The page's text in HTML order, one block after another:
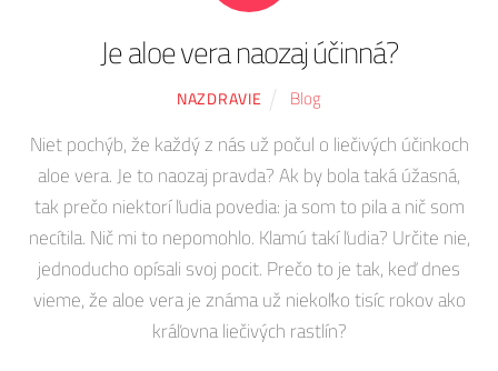
Je aloe vera naozaj účinná?
NAZDRAVIE Blog
Niet pochýb, že každý z nás už počul o liečivých účinkoch
aloe vera. Je to naozaj pravda? Ak by bola taká úžasná,
tak prečo niektorí ľudia povedia: ja som to pila a nič som
necítila. Nič mi to nepomohlo. Klamú takí ľudia? Určite nie,
jednoducho opísali svoj pocit. Prečo to je tak, keď dnes
vieme, že aloe vera je známa už niekoľko tisíc rokov ako
kráľovna liečivých rastlín?